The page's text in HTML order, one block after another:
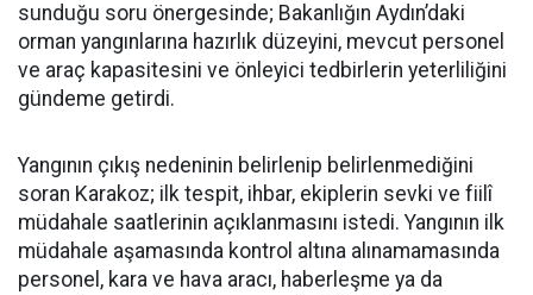
sunduğu soru önergesinde; Bakanlığın Aydın’daki
orman yangınlarına hazırlık düzeyini, mevcut personel
ve araç kapasitesini ve önleyici tedbirlerin yeterliliğini
gündeme getirdi.
Yangının çıkış nedeninin belirlenip belirlenmediğini
soran Karakoz; ilk tespit, ihbar, ekiplerin sevki ve fiilî
müdahale saatlerinin açıklanmasını istedi. Yangının ilk
müdahale aşamasında kontrol altına alınamamasında
personel, kara ve hava aracı, haberleşme ya da